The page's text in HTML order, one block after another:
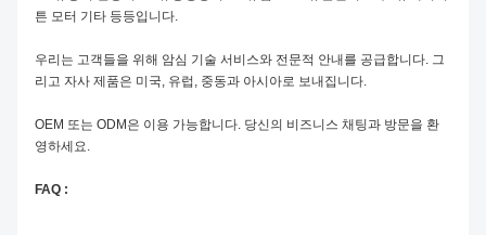
튼 모터 기타 등등입니다.
우리는 고객들을 위해 암심 기술 서비스와 전문적 안내를 공급합니다. 그
리고 자사 제품은 미국, 유럽, 중동과 아시아로 보내집니다.
OEM 또는 ODM은 이용 가능합니다. 당신의 비즈니스 채팅과 방문을 환
영하세요.
FAQ :